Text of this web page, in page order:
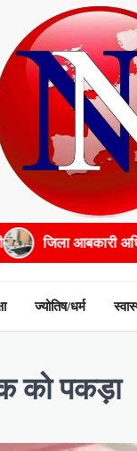
सहित पांच
ज्योतिष/धर्म
को पकड़ा